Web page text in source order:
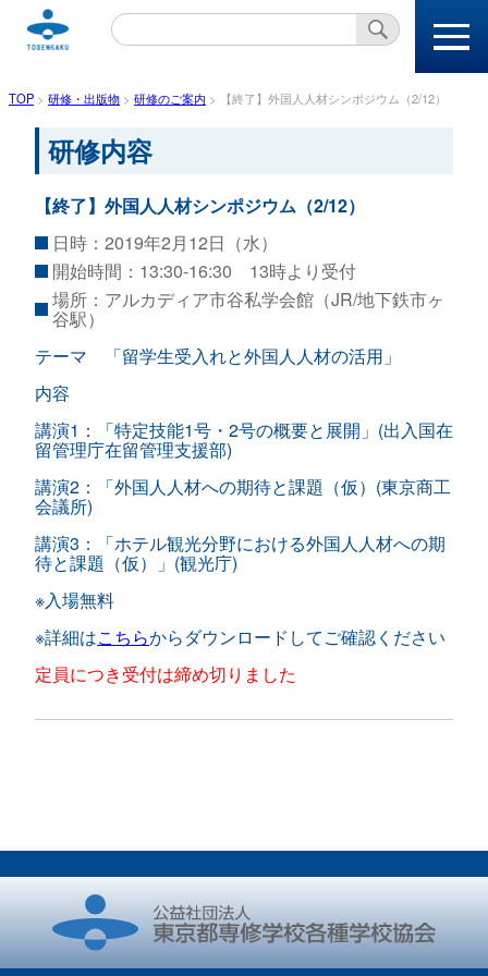
本文へ
TOP > 研修・出版物 > 研修のご案内 > 【終了】外国人人材シンポジウム（2/12）
研修内容
【終了】外国人人材シンポジウム（2/12）
日時：2019年2月12日（水）
開始時間：13:30-16:30 13時より受付
場所：アルカディア市谷私学会館（JR/地下鉄市ヶ
谷駅）
テーマ 「留学生受入れと外国人人材の活用」
内容
講演1：「特定技能1号・2号の概要と展開」(出入国在
留管理庁在留管理支援部)
講演2：「外国人人材への期待と課題（仮）(東京商工
会議所)
講演3：「ホテル観光分野における外国人人材への期
待と課題（仮）」(観光庁)
※入場無料
※詳細はこちらからダウンロードしてご確認ください
定員につき受付は締め切りました